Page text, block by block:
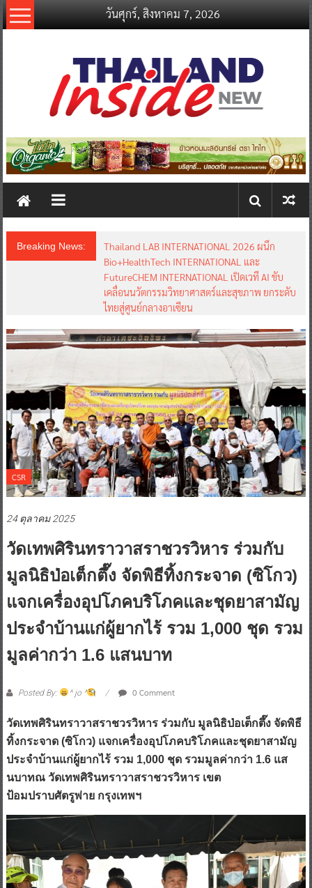
Skip
to
วันศุกร์, สิงหาคม 7, 2026
thailandinsidenew.com
Thailand
New
Breaking News:
Thailand LAB INTERNATIONAL 2026 ผนึก
Bio+HealthTech INTERNATIONAL และ
FutureCHEM INTERNATIONAL เปิดเวที AI ขับ
เคลื่อนนวัตกรรมวิทยาศาสตร์และสุขภาพ ยกระดับ
ไทยสู่ศูนย์กลางอาเซียน
CSR
24 ตุลาคม 2025
วัดเทพศิรินทราวาสราชวรวิหาร ร่วมกับ
มูลนิธิป่อเต็กตึ๊ง จัดพิธีทิ้งกระจาด (ซิโกว)
แจกเครื่องอุปโภคบริโภคและชุดยาสามัญ
ประจำบ้านแก่ผู้ยากไร้ รวม 1,000 ชุด รวม
มูลค่ากว่า 1.6 แสนบาท
Posted By: ^ jo ^ 0 Comment
วัดเทพศิรินทราวาสราชวรวิหาร ร่วมกับ มูลนิธิป่อเต็กตึ๊ง จัดพิธี
ทิ้งกระจาด (ซิโกว) แจกเครื่องอุปโภคบริโภคและชุดยาสามัญ
ประจำบ้านแก่ผู้ยากไร้ รวม 1,000 ชุด รวมมูลค่ากว่า 1.6 แส
นบาทณ วัดเทพศิรินทราวาสราชวรวิหาร เขต
ป้อมปราบศัตรูพ่าย กรุงเทพฯ